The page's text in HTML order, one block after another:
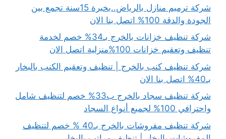
شركة ترميم منازل بالرياض..بخبرة 15سنة تجمع بين
الجودة والدقة 100% اتصل بنا الان
شركة تنظيف خزانات بالخرج بـ34% خصم لخدمة
تنظيف وتعقيم خزانات 100%منزلية اتصل الان
شركة تنظيف كنب بالخرج | تنظيف وتعقيم الكنب بالبخار
بـ40% اتصل بنا الان
شركة تنظيف سجاد بالخرج ب33% خصم لتنظيف شامل
واحترافي 100% لجميع أنواع السجاد
شركة تنظيف مفروشات بالخرج بـ40 % خصم لتنظيف